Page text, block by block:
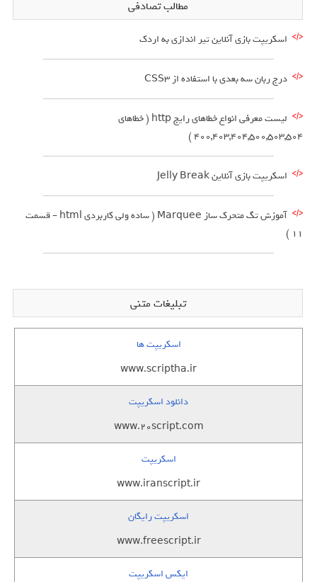
مطالب تصادفی
اسکریپت بازی آنلاین تیر اندازی به اردک
درج ربان سه بعدی با استفاده از CSS3
لیست معرفی انواع خطاهای رایج http ( خطاهای
400,403,404,500,503,504 )
اسکریپت بازی آنلاین Jelly Break
آموزش تگ متحرک ساز Marquee ( ساده ولی کاربردی html – قسمت
11 )
تبلیغات متنی
اسکریپت ها
www.scriptha.ir
دانلود اسکریپت
www.20script.com
اسکریپت
www.iranscript.ir
اسکریپت رایگان
www.freescript.ir
ایکس اسکریپت